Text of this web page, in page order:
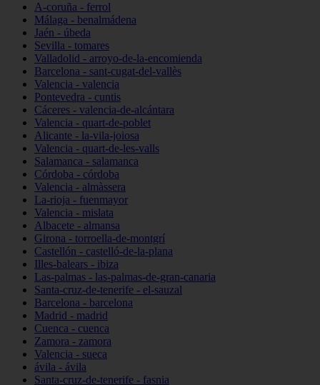
A-coruña - ferrol
Málaga - benalmádena
Jaén - úbeda
Sevilla - tomares
Valladolid - arroyo-de-la-encomienda
Barcelona - sant-cugat-del-vallès
Valencia - valencia
Pontevedra - cuntis
Cáceres - valencia-de-alcántara
Valencia - quart-de-poblet
Alicante - la-vila-joiosa
Valencia - quart-de-les-valls
Salamanca - salamanca
Córdoba - córdoba
Valencia - almàssera
La-rioja - fuenmayor
Valencia - mislata
Albacete - almansa
Girona - torroella-de-montgrí
Castellón - castelló-de-la-plana
Illes-balears - ibiza
Las-palmas - las-palmas-de-gran-canaria
Santa-cruz-de-tenerife - el-sauzal
Barcelona - barcelona
Madrid - madrid
Cuenca - cuenca
Zamora - zamora
Valencia - sueca
ávila - ávila
Santa-cruz-de-tenerife - fasnia